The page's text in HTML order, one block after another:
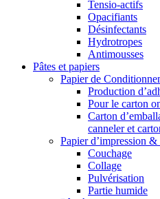
Tensio-actifs
Opacifiants
Désinfectants
Hydrotropes
Antimousses
Pâtes et papiers
Papier de
Production
Pour le carton
Carton
canneler et
Papier d’impression &
Couchage
Collage
Pulvérisation
Partie humide